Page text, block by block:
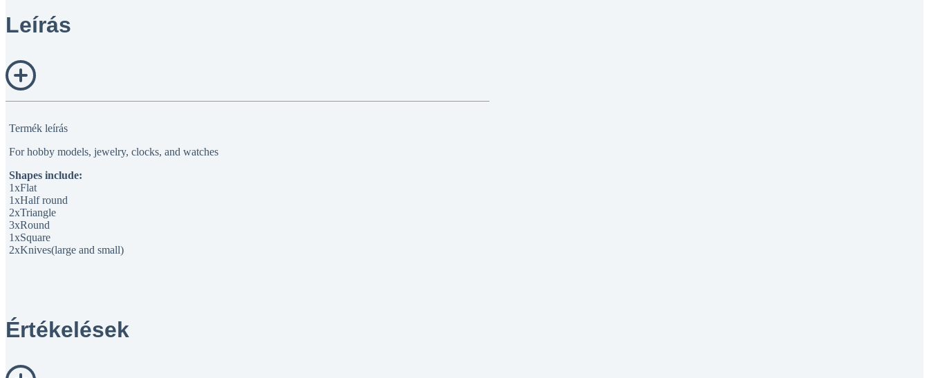
Leírás
Termék leírás
For hobby models, jewelry, clocks, and watches
Shapes include:
1xFlat
1xHalf round
2xTriangle
3xRound
1xSquare
2xKnives(large and small)
Értékelések